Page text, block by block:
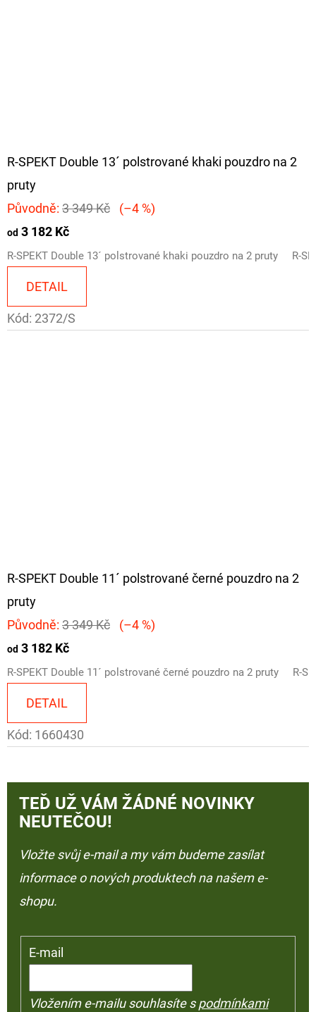
R-SPEKT Double 13´ polstrované khaki pouzdro na 2
pruty
Původně: 3 349 Kč (–4 %)
od 3 182 Kč
R-SPEKT Double 13´ polstrované khaki pouzdro na 2 pruty R-
DETAIL
Kód: 2372/S
R-SPEKT Double 11´ polstrované černé pouzdro na 2
pruty
Původně: 3 349 Kč (–4 %)
od 3 182 Kč
R-SPEKT Double 11´ polstrované černé pouzdro na 2 pruty R-
DETAIL
Kód: 1660430
TEĎ UŽ VÁM ŽÁDNÉ NOVINKY
NEUTEČOU!
Vložte svůj e-mail a my vám budeme zasílat
informace o nových produktech na našem e-
shopu.
E-mail
Vložením e-mailu souhlasíte spodmínkami